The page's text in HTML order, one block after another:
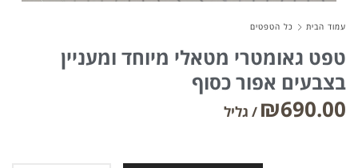
Community
Blog
Forums
עמוד הבית כל הטפטים
טפט גאומטרי מטאלי מיוחד ומעניין
בצבעים אפור כסוף
₪690.00